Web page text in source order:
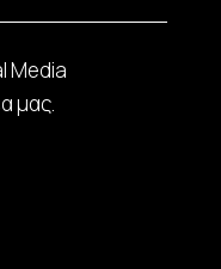
Media
μας.